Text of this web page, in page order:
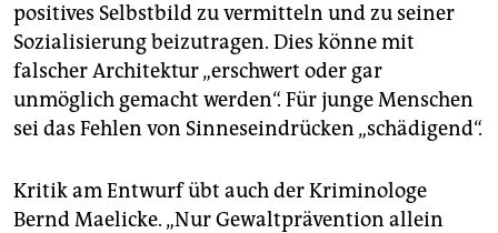
positives Selbstbild zu vermitteln und zu seiner
Sozialisierung beizutragen. Dies könne mit
falscher Architektur „erschwert oder gar
unmöglich gemacht werden“. Für junge Menschen
sei das Fehlen von Sinneseindrücken „schädigend“.
Kritik am Entwurf übt auch der Kriminologe
Bernd Maelicke. „Nur Gewaltprävention allein